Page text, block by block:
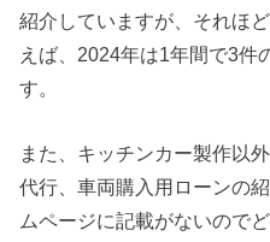
紹介していますが、それほ
えば、2024年は1年間で3件
す。
また、キッチンカー製作以
代行、車両購入用ローンの
ムページに記載がないので